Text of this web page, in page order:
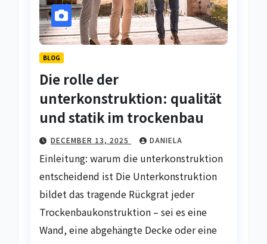
BLOG
Die rolle der
unterkonstruktion: qualität
und statik im trockenbau
DECEMBER 13, 2025 DANIELA
Einleitung: warum die unterkonstruktion
entscheidend ist Die Unterkonstruktion
bildet das tragende Rückgrat jeder
Trockenbaukonstruktion – sei es eine
Wand, eine abgehängte Decke oder eine